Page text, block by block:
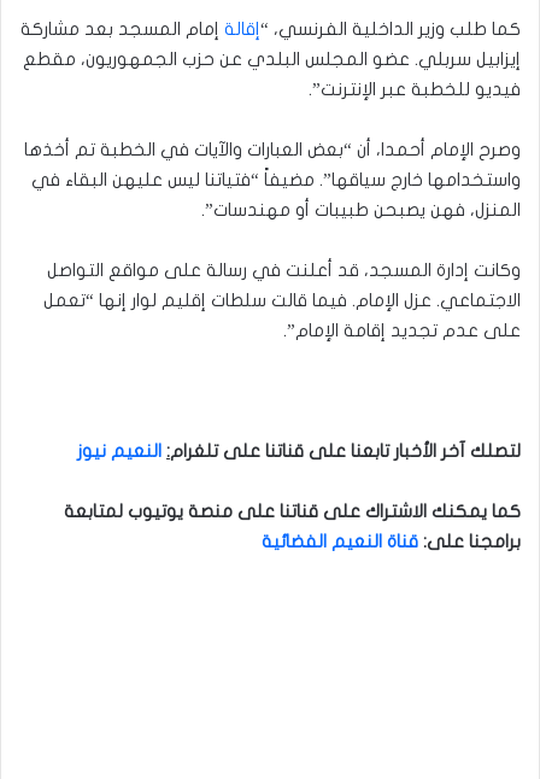
كما طلب وزير الداخلية الفرنسي، “ إقالة إمام المسجد بعد مشاركة
إيزابيل سربلي. عضو المجلس البلدي عن حزب الجمهوريون، مقطع
فيديو للخطبة عبر الإنترنت”.
وصرح الإمام أحمدا، أن “بعض العبارات والآيات في الخطبة تم أخذها
واستخدامها خارج سياقها”. مضيفاً “فتياتنا ليس عليهن البقاء في
المنزل، فهن يصبحن طبيبات أو مهندسات”.
وكانت إدارة المسجد، قد أعلنت في رسالة على مواقع التواصل
الاجتماعي. عزل الإمام. فيما قالت سلطات إقليم لوار إنها “تعمل
على عدم تجديد إقامة الإمام”.
لتصلك آخر الأخبار تابعنا على قناتنا على تلغرام: النعيم نيوز
كما يمكنك الاشتراك على قناتنا على منصة يوتيوب لمتابعة
برامجنا على: قناة النعيم الفضائية